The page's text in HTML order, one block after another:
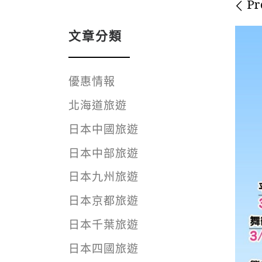
文章分類
優惠情報
北海道旅遊
日本中國旅遊
日本中部旅遊
日本九州旅遊
日本京都旅遊
日本千葉旅遊
日本四國旅遊